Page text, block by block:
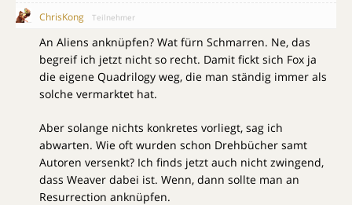
ChrisKong Teilnehmer
An Aliens anknüpfen? Wat fürn Schmarren. Ne, das
begreif ich jetzt nicht so recht. Damit fickt sich Fox ja
die eigene Quadrilogy weg, die man ständig immer als
solche vermarktet hat.
Aber solange nichts konkretes vorliegt, sag ich
abwarten. Wie oft wurden schon Drehbücher samt
Autoren versenkt? Ich finds jetzt auch nicht zwingend,
dass Weaver dabei ist. Wenn, dann sollte man an
Resurrection anknüpfen.